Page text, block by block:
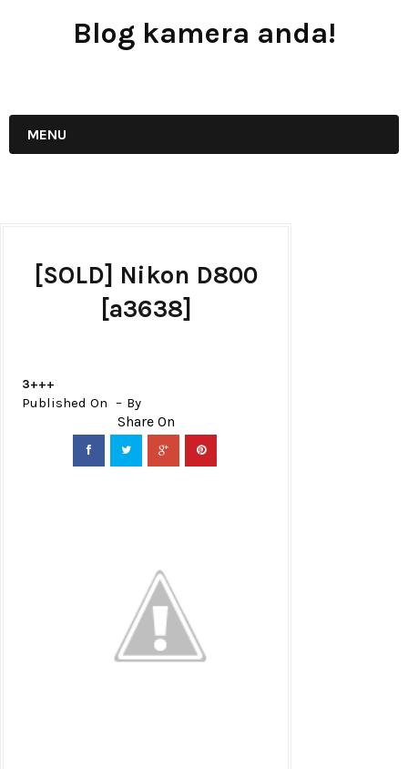
Blog kamera anda!
MENU
[SOLD] Nikon D800
[a3638]
3+++
Published On By